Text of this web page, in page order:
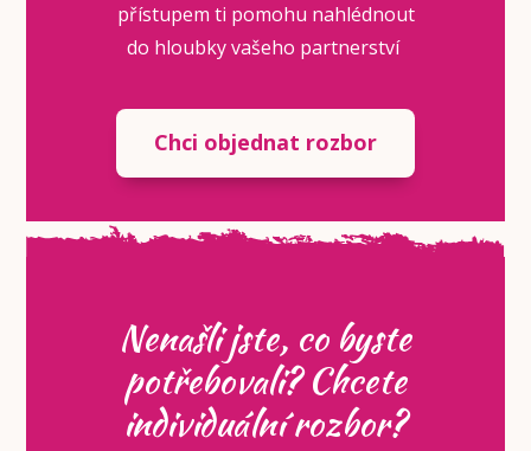
přístupem ti pomohu nahlédnout
do hloubky vašeho partnerství
Chci objednat rozbor
Nenašli jste, co byste
potřebovali? Chcete
individuální rozbor?